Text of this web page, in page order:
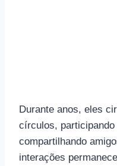
Durante anos, eles
círculos, participando
compartilhando
interações